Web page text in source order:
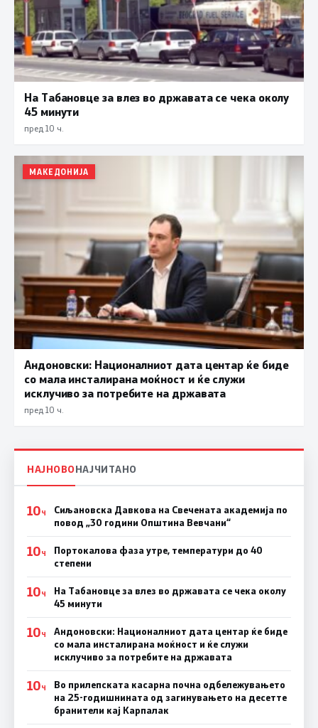
На Табановце за влез во државата се чека околу
45 минути
пред 10 ч.
МАКЕДОНИЈА
Андоновски: Националниот дата центар ќе биде
со мала инсталирана моќност и ќе служи
исклучиво за потребите на државата
пред 10 ч.
НАЈНОВОНАЈЧИТАНО
10Ч
Сиљановска Давкова на Свечената академија по
повод „30 години Општина Вевчани“
10Ч
Портокалова фаза утре, температури до 40
степени
10Ч
На Табановце за влез во државата се чека околу
45 минути
10Ч
Андоновски: Националниот дата центар ќе биде
со мала инсталирана моќност и ќе служи
исклучиво за потребите на државата
10Ч
Во прилепската касарна почна одбележувањето
на 25-годишнината од загинувањето на десетте
бранители кај Карпалак